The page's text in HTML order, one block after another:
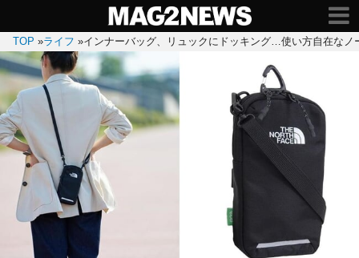
TOP »ライフ »インナーバッグ、リュックにドッキング…使い方自在なノ